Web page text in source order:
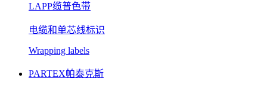
LAPP缆普色带
电缆和单芯线标识
Wrapping labels
PARTEX帕泰克斯